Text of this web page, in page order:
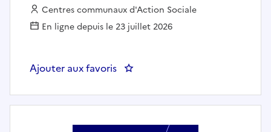
Employeur :
Centres communaux d'Action Sociale
En ligne depuis le 23 juillet 2026
Ajouter aux favoris : Agent d'entretien Foyer Ilot du